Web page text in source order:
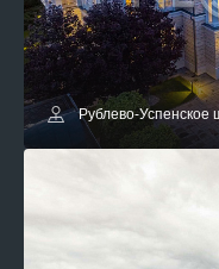
Рублево-